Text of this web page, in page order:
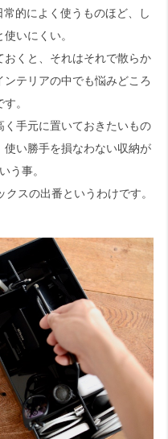
的によく使うものほど、し
いにくい。
くと、それはそれで散らか
テリアの中でも悩みどころ
。
く手元に置いておきたいもの
い勝手を損なわない収納が
う事。
スの出番というわけです。